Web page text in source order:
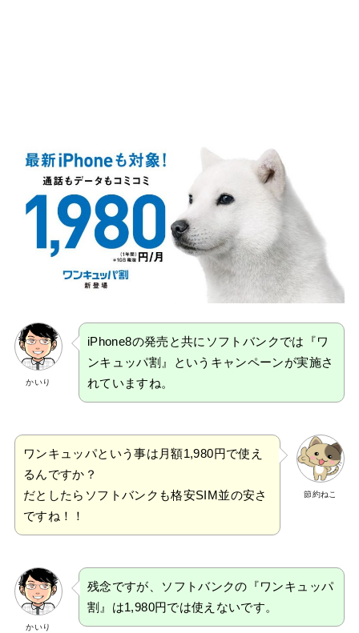
かいり
iPhone8の発売と共にソフトバンクでは『ワ
ンキュッパ割』というキャンペーンが実施さ
れていますね。
節約ねこ
ワンキュッパという事は月額1,980円で使え
るんですか？
だとしたらソフトバンクも格安SIM並の安さ
ですね！！
かいり
残念ですが、ソフトバンクの『ワンキュッパ
割』は1,980円では使えないです。